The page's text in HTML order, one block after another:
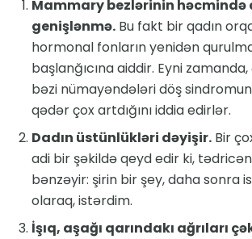
Mammary bezlərinin həcmində
genişlənmə. Bu fakt bir qadın
hormonal fonların yenidən
başlanğıcına aiddir. Eyni
bəzi nümayəndələri döş
qədər çox artdığını iddia edirlər.
Dadın üstünlükləri dəyişir. Bir
adi bir şəkildə qeyd edir ki,
bənzəyir: şirin bir şey, daha sonra
olaraq, istərdim.
İşıq, aşağı qarındakı ağrıları